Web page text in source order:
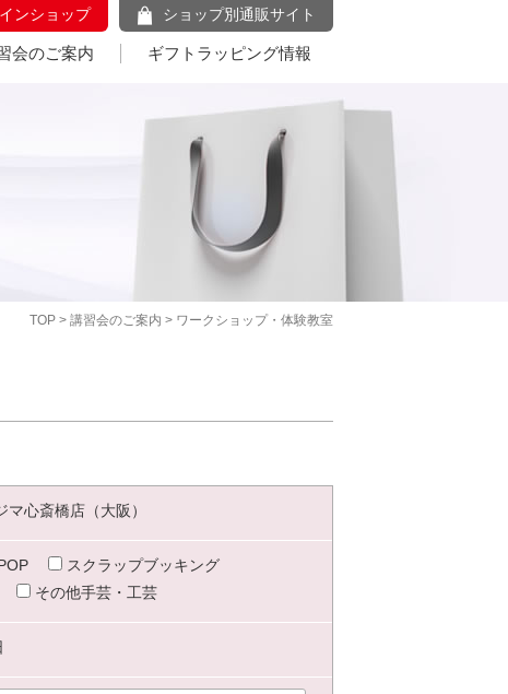
ンショップ ショップ別通販サイト
会のご案内 ギフトラッピング情報
TOP > 講習会のご案内 > ワークショップ・体験教室
マ心斎橋店（大阪）
スクラップブッキング
その他手芸・工芸